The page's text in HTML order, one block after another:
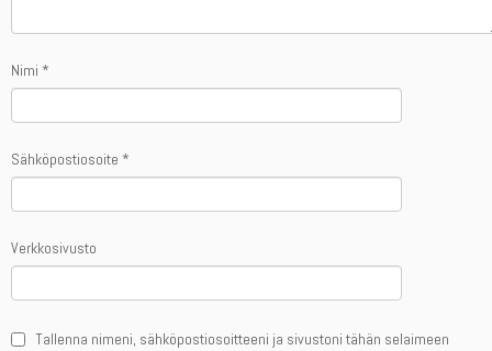
Nimi *
Sähköpostiosoite *
Verkkosivusto
Tallenna nimeni, sähköpostiosoitteeni ja sivustoni tähän selaimeen